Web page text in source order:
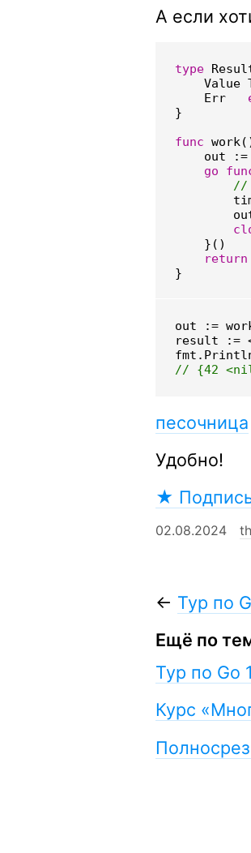
А если
type
Value
Err
}
func work
out
:=
go
}()
return
}
out :=
result
:=
fmt .
песочница
Удобно!
★
02.08.2024
← Тур по
Ещё по
Тур по Go
Курс